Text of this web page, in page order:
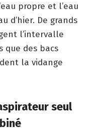
propre et l’eau
d’hier. De grands
l’intervalle
que des bacs
la vidange
seul